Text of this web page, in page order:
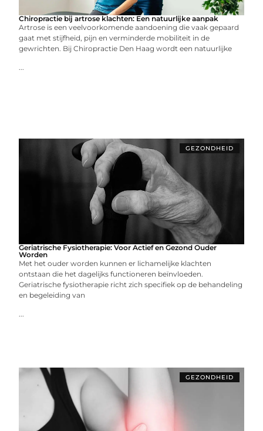
Chiropractie bij artrose klachten: Een natuurlijke aanpak
Artrose is een veelvoorkomende aandoening die vaak gepaard
gaat met stijfheid, pijn en verminderde mobiliteit in de
gewrichten. Bij Chiropractie Den Haag wordt een natuurlijke
...
GEZONDHEID
Geriatrische Fysiotherapie: Voor Actief en Gezond Ouder
Worden
Met het ouder worden kunnen er lichamelijke klachten
ontstaan die het dagelijks functioneren beïnvloeden.
Geriatrische fysiotherapie richt zich specifiek op de behandeling
en begeleiding van
...
GEZONDHEID